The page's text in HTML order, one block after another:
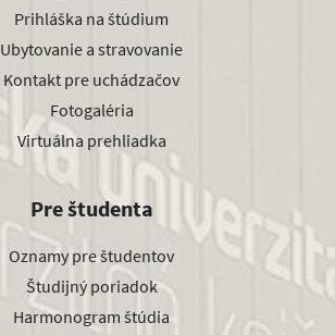
Prihláška na štúdium
Ubytovanie a stravovanie
Kontakt pre uchádzačov
Fotogaléria
Virtuálna prehliadka
Pre študenta
Oznamy pre študentov
Študijný poriadok
Harmonogram štúdia